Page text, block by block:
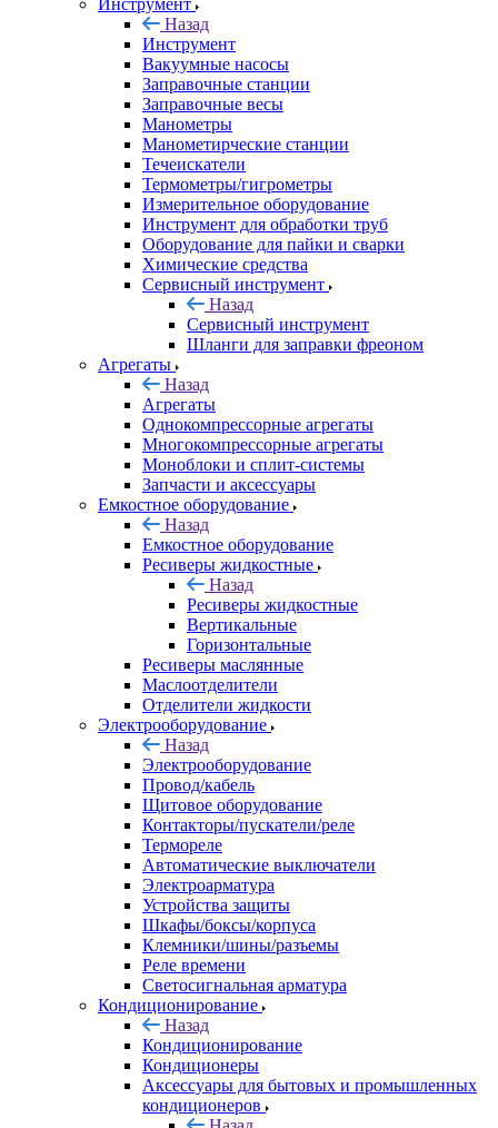
Инструмент
Назад
Инструмент
Вакуумные насосы
Заправочные станции
Заправочные весы
Манометры
Манометирческие станции
Течеискатели
Термометры/гигрометры
Измерительное оборудование
Инструмент для обработки труб
Оборудование для пайки и сварки
Химические средства
Сервисный инструмент
Назад
Сервисный инструмент
Шланги для заправки фреоном
Агрегаты
Назад
Агрегаты
Однокомпрессорные агрегаты
Многокомпрессорные агрегаты
Моноблоки и сплит-системы
Запчасти и аксессуары
Емкостное оборудование
Назад
Емкостное оборудование
Ресиверы жидкостные
Назад
Ресиверы жидкостные
Вертикальные
Горизонтальные
Ресиверы маслянные
Маслоотделители
Отделители жидкости
Электрооборудование
Назад
Электрооборудование
Провод/кабель
Щитовое оборудование
Контакторы/пускатели/реле
Термореле
Автоматические выключатели
Электроарматура
Устройства защиты
Шкафы/боксы/корпуса
Клемники/шины/разъемы
Реле времени
Светосигнальная арматура
Кондиционирование
Назад
Кондиционирование
Кондиционеры
Аксессуары для бытовых и промышленных
кондиционеров